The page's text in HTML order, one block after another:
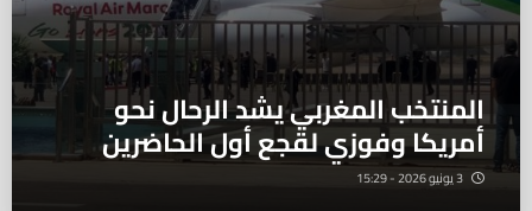
المنتخب المغربي يشد الرحال نحو
أمريكا وفوزي لقجع أول الحاضرين